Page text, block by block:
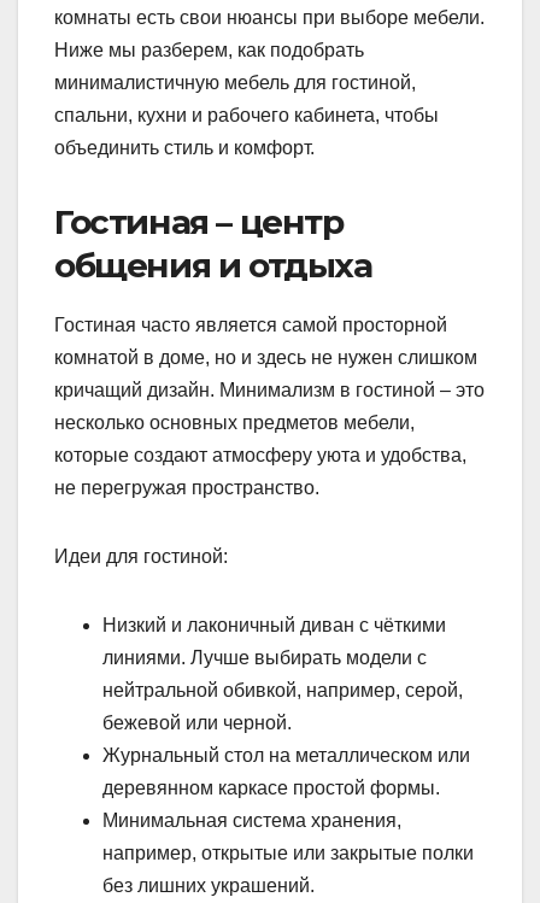
комнаты есть свои нюансы при выборе мебели.
Ниже мы разберем, как подобрать
минималистичную мебель для гостиной,
спальни, кухни и рабочего кабинета, чтобы
объединить стиль и комфорт.
Гостиная – центр
общения и отдыха
Гостиная часто является самой просторной
комнатой в доме, но и здесь не нужен слишком
кричащий дизайн. Минимализм в гостиной – это
несколько основных предметов мебели,
которые создают атмосферу уюта и удобства,
не перегружая пространство.
Идеи для гостиной:
Низкий и лаконичный диван с чёткими
линиями. Лучше выбирать модели с
нейтральной обивкой, например, серой,
бежевой или черной.
Журнальный стол на металлическом или
деревянном каркасе простой формы.
Минимальная система хранения,
например, открытые или закрытые полки
без лишних украшений.